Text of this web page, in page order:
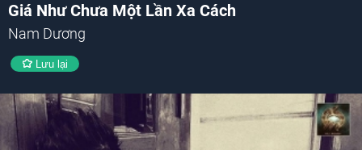
Giá Như Chưa Một Lần Xa Cách
Nam Dương
Lưu lại